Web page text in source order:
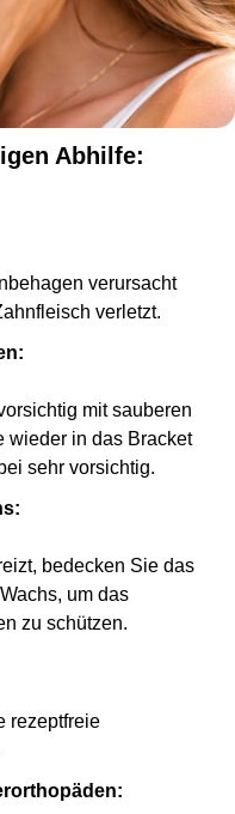
Abhilfe:
verursacht
verletzt.
mit sauberen
wieder in das Bracket
sehr vorsichtig.
bedecken Sie das
um das
zu schützen.
rezeptfreie